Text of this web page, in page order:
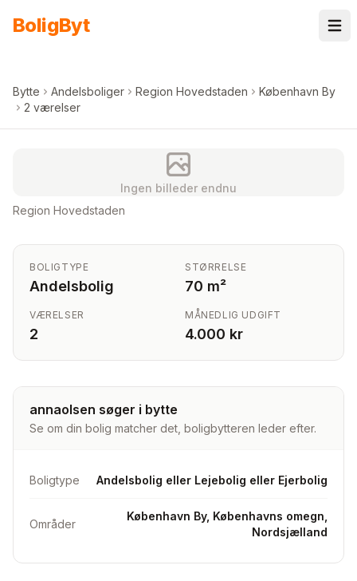
BoligByt
Bytte Andelsboliger Region Hovedstaden
København By
2 værelser
Ingen billeder endnu
Region Hovedstaden
BOLIGTYPE
Andelsbolig
STØRRELSE
70 m²
VÆRELSER
2
MÅNEDLIG UDGIFT
4.000 kr
annaolsen søger i bytte
Se om din bolig matcher det, boligbytteren leder efter.
Boligtype Andelsbolig eller Lejebolig eller Ejerbolig
Områder
København By, Københavns omegn,
Nordsjælland